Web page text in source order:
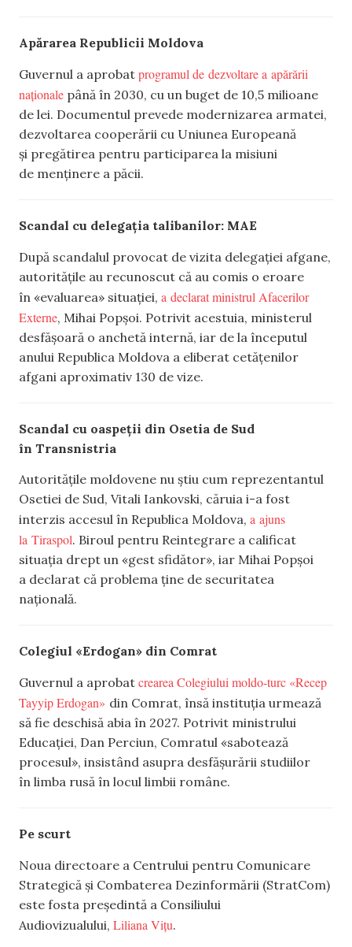
Apărarea Republicii Moldova
Guvernul a aprobat programul de dezvoltare a apărării
naționale până în 2030, cu un buget de 10,5 milioane
de lei. Documentul prevede modernizarea armatei,
dezvoltarea cooperării cu Uniunea Europeană
și pregătirea pentru participarea la misiuni
de menținere a păcii.
Scandal cu delegația talibanilor: MAE
După scandalul provocat de vizita delegației afgane,
autoritățile au recunoscut că au comis o eroare
în «evaluarea» situației, a declarat ministrul Afacerilor
Externe, Mihai Popșoi. Potrivit acestuia, ministerul
desfășoară o anchetă internă, iar de la începutul
anului Republica Moldova a eliberat cetățenilor
afgani aproximativ 130 de vize.
Scandal cu oaspeții din Osetia de Sud
în Transnistria
Autoritățile moldovene nu știu cum reprezentantul
Osetiei de Sud, Vitali Iankovski, căruia i-a fost
interzis accesul în Republica Moldova, a ajuns
la Tiraspol. Biroul pentru Reintegrare a calificat
situația drept un «gest sfidător», iar Mihai Popșoi
a declarat că problema ține de securitatea
națională.
Colegiul «Erdogan» din Comrat
Guvernul a aprobat crearea Colegiului moldo-turc «Recep
Tayyip Erdogan» din Comrat, însă instituția urmează
să fie deschisă abia în 2027. Potrivit ministrului
Educației, Dan Perciun, Comratul «sabotează
procesul», insistând asupra desfășurării studiilor
în limba rusă în locul limbii române.
Pe scurt
Noua directoare a Centrului pentru Comunicare
Strategică și Combaterea Dezinformării (StratCom)
este fosta președintă a Consiliului
Audiovizualului, Liliana Vițu.